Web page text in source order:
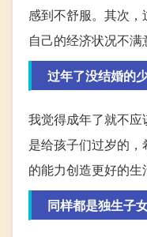
感到不舒服。其次
自己的经济状况不满
过年了没结婚的
我觉得成年了就不
是给孩子们过岁的
的能力创造更好的生
同样都是独生子